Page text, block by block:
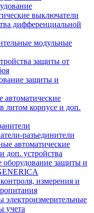
выключатели
дифференциальной
модульные
защиты от
защиты и
автоматические
литом корпусе и доп.
разъединители
автоматические
доп. устройства
оборудование защиты и
измерения и
электроизмерительные
учета